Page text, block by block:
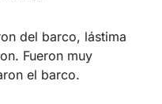
del barco, lástima
Fueron muy
el barco.